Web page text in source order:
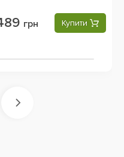
грн Купити